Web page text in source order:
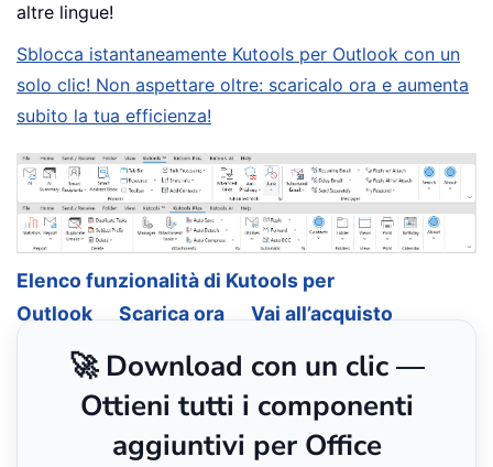
altre lingue!
Sblocca istantaneamente Kutools per Outlook con un
solo clic! Non aspettare oltre: scaricalo ora e aumenta
subito la tua efficienza!
Elenco funzionalità di Kutools per
Outlook
Scarica ora Vai all’acquisto
🚀 Download con un clic —
Ottieni tutti i componenti
aggiuntivi per Office